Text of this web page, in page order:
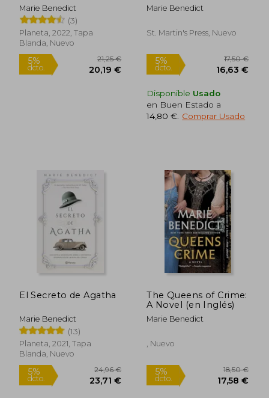
5%
Marie Benedict
(3)
Planeta, 2022, Tapa
Blanda, Nuevo
Marie Benedict
St. Martin's Press, Nuevo
Disponible Usado
en Buen Estado a
14,80 € Comprar Usado
El Secreto de Agatha
Marie Benedict
(13)
Planeta, 2021, Tapa
Blanda, Nuevo
The Queens of Crime:
A Novel (en Inglés)
Marie Benedict
, Nuevo